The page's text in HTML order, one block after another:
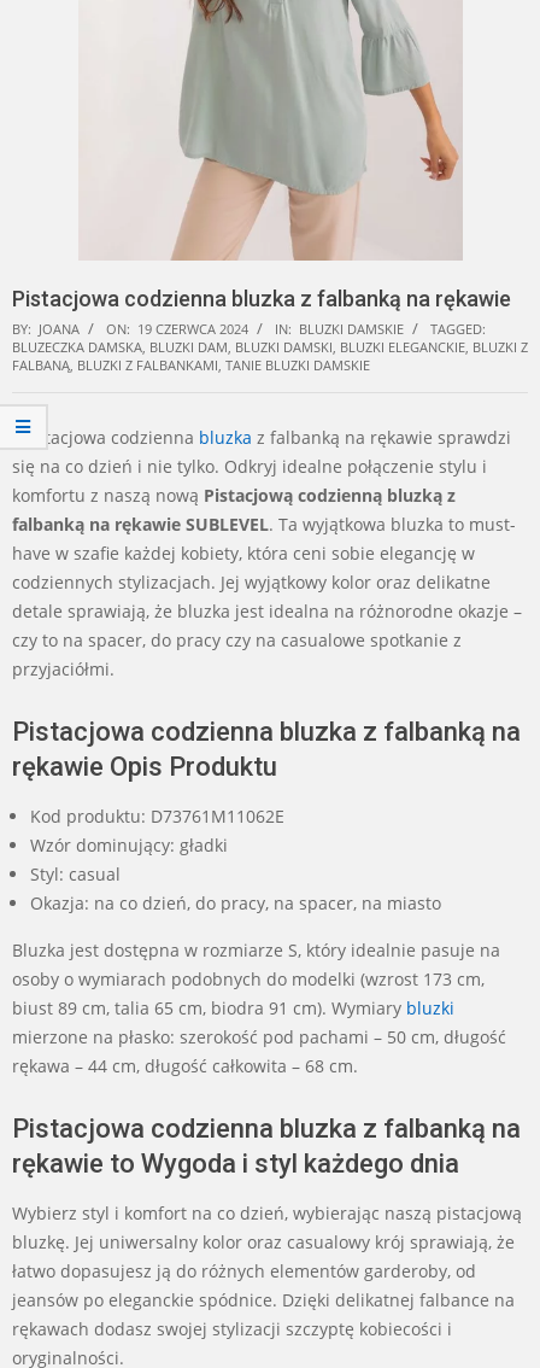
Pistacjowa codzienna bluzka z falbanką na rękawie
BY: JOANA ON: 19 CZERWCA 2024 IN: BLUZKI DAMSKIE
TAGGED:
BLUZECZKA DAMSKA BLUZKI DAM BLUZKI DAMSKI BLUZKI ELEGANCKIE BLUZKI Z
FALBANĄ BLUZKI Z FALBANKAMI TANIE BLUZKI DAMSKIE
gPistacjowa codzienna bluzka z falbanką na rękawie sprawdzi
się na co dzień i nie tylko. Odkryj idealne połączenie stylu i
komfortu z naszą nową Pistacjową codzienną bluzką z
falbanką na rękawie SUBLEVEL. Ta wyjątkowa bluzka to must-
have w szafie każdej kobiety, która ceni sobie elegancję w
codziennych stylizacjach. Jej wyjątkowy kolor oraz delikatne
detale sprawiają, że bluzka jest idealna na różnorodne okazje –
czy to na spacer, do pracy czy na casualowe spotkanie z
przyjaciółmi.
Pistacjowa codzienna bluzka z falbanką na
rękawie Opis Produktu
Kod produktu: D73761M11062E
Wzór dominujący: gładki
Styl: casual
Okazja: na co dzień, do pracy, na spacer, na miasto
Bluzka jest dostępna w rozmiarze S, który idealnie pasuje na
osoby o wymiarach podobnych do modelki (wzrost 173 cm,
biust 89 cm, talia 65 cm, biodra 91 cm). Wymiary bluzki
mierzone na płasko: szerokość pod pachami – 50 cm, długość
rękawa – 44 cm, długość całkowita – 68 cm.
Pistacjowa codzienna bluzka z falbanką na
rękawie to Wygoda i styl każdego dnia
Wybierz styl i komfort na co dzień, wybierając naszą pistacjową
bluzkę. Jej uniwersalny kolor oraz casualowy krój sprawiają, że
łatwo dopasujesz ją do różnych elementów garderoby, od
jeansów po eleganckie spódnice. Dzięki delikatnej falbance na
rękawach dodasz swojej stylizacji szczyptę kobiecości i
oryginalności.